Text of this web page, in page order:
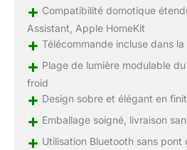
+ Compatibilité domotique
Assistant, Apple HomeKit
+ Télécommande incluse dans
+ Plage de lumière modulable
froid
+ Design sobre et élégant en
+ Emballage soigné, livraison
+ Utilisation Bluetooth sans pont